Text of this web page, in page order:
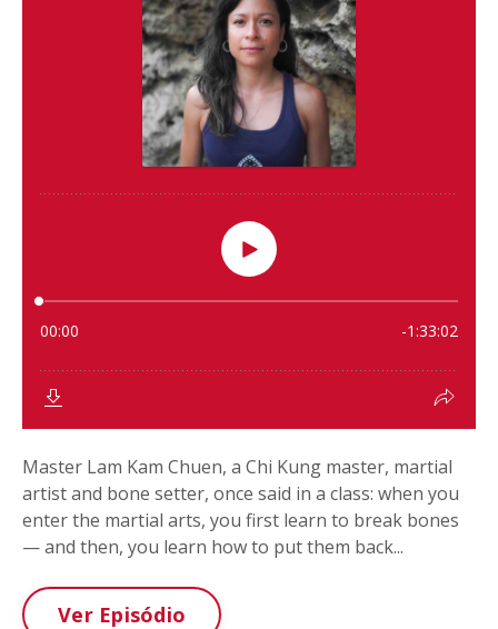
Master Lam Kam Chuen, a Chi Kung master, martial
artist and bone setter, once said in a class: when you
enter the martial arts, you first learn to break bones
— and then, you learn how to put them back...
Ver Episódio